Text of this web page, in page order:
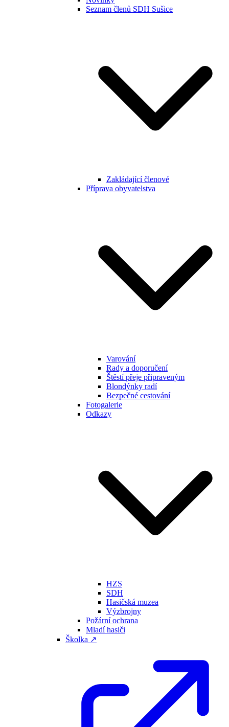
Seznam členů SDH Sušice
Zakládající členové
Příprava obyvatelstva
Varování
Rady a doporučení
Štěstí přeje připraveným
Blondýnky radí
Bezpečné cestování
Fotogalerie
Odkazy
HZS
SDH
Hasičská muzea
Výzbrojny
Požární ochrana
Mladí hasiči
Školka ↗